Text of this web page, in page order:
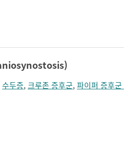
수두증,크루존 증후군,파이퍼 증후군